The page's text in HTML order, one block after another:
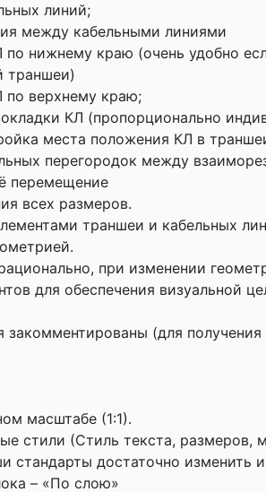
линий;
между кабельными линиями
по нижнему краю (очень удобно
траншеи)
по верхнему краю;
КЛ (пропорционально
места положения КЛ в
перегородок между
перемещение
всех размеров.
траншеи и кабельных
при изменении
для обеспечения визуальной
закомментированы (для получения
масштабе (1:1).
стили (Стиль текста, размеров,
стандарты достаточно изменить
– «По слою»